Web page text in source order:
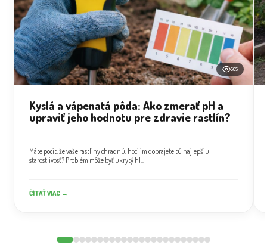
505
Kyslá a vápenatá pôda: Ako zmerať pH a
upraviť jeho hodnotu pre zdravie rastlín?
Máte pocit, že vaše rastliny chradnú, hoci im doprajete tú najlepšiu
starostlivosť? Problém môže byť ukrytý hl...
ČÍTAŤ VIAC →